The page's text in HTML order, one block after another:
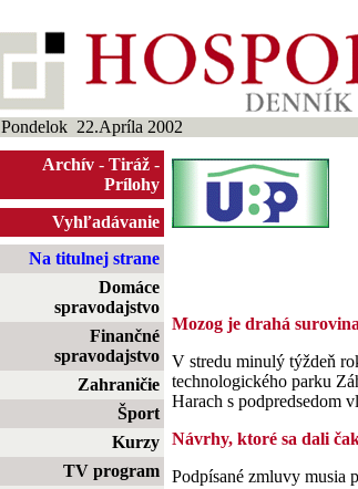
Pondelok 22.Apríla 2002
Archív - Tiráž -
Prílohy
Vyhľadávanie
Na titulnej strane
Domáce
spravodajstvo
Finančné
spravodajstvo
Zahraničie
Šport
Kurzy
TV program
Mozog je drahá surovina
V stredu minulý týždeň
technologického parku
Harach s podpredsedom
Návrhy, ktoré sa dali
Podpísané zmluvy musia